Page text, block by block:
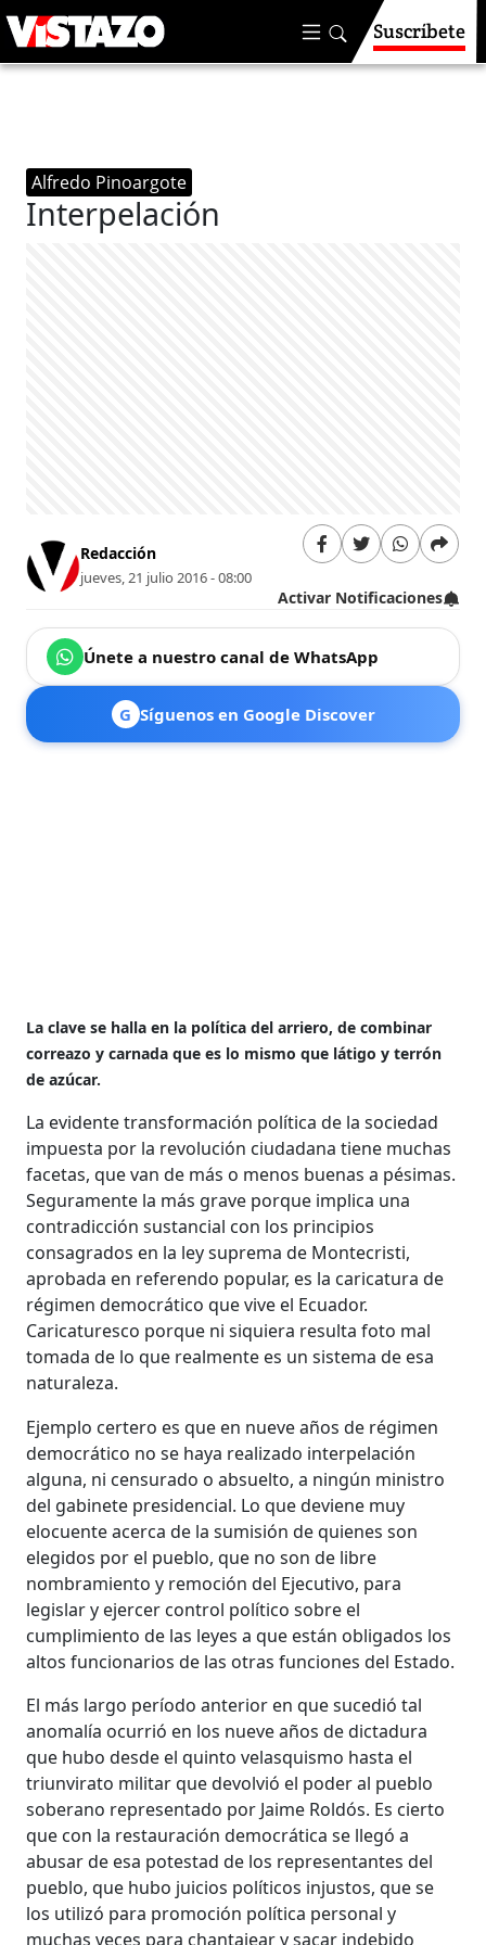
Suscríbete
Alfredo Pinoargote
Interpelación
Redacción
jueves, 21 julio 2016 - 08:00
Activar Notificaciones
Únete a nuestro canal de WhatsApp
G Síguenos en Google Discover
La clave se halla en la política del arriero, de combinar
correazo y carnada que es lo mismo que látigo y terrón
de azúcar.
La evidente transformación política de la sociedad
impuesta por la revolución ciudadana tiene muchas
facetas, que van de más o menos buenas a pésimas.
Seguramente la más grave porque implica una
contradicción sustancial con los principios
consagrados en la ley suprema de Montecristi,
aprobada en referendo popular, es la caricatura de
régimen democrático que vive el Ecuador.
Caricaturesco porque ni siquiera resulta foto mal
tomada de lo que realmente es un sistema de esa
naturaleza.
Ejemplo certero es que en nueve años de régimen
democrático no se haya realizado interpelación
alguna, ni censurado o absuelto, a ningún ministro
del gabinete presidencial. Lo que deviene muy
elocuente acerca de la sumisión de quienes son
elegidos por el pueblo, que no son de libre
nombramiento y remoción del Ejecutivo, para
legislar y ejercer control político sobre el
cumplimiento de las leyes a que están obligados los
altos funcionarios de las otras funciones del Estado.
El más largo período anterior en que sucedió tal
anomalía ocurrió en los nueve años de dictadura
que hubo desde el quinto velasquismo hasta el
triunvirato militar que devolvió el poder al pueblo
soberano representado por Jaime Roldós. Es cierto
que con la restauración democrática se llegó a
abusar de esa potestad de los representantes del
pueblo, que hubo juicios políticos injustos, que se
los utilizó para promoción política personal y
muchas veces para chantajear y sacar indebido